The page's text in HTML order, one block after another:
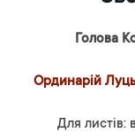
Голова
Ординарій
Для листів: